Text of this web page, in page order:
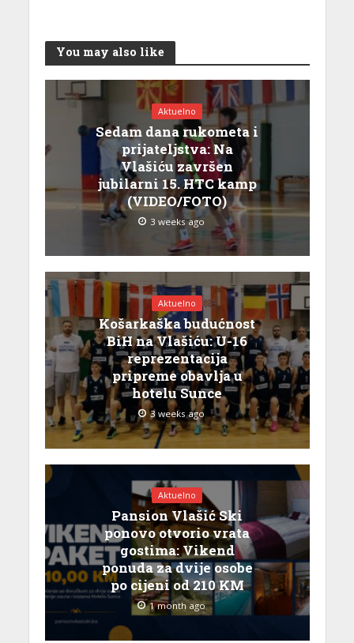
You may also like
Aktuelno
Sedam dana rukometa i
prijateljstva: Na
Vlašiću završen
jubilarni 15. HTC kamp
(VIDEO/FOTO)
3 weeks ago
Aktuelno
Košarkaška budućnost
BiH na Vlašiću: U-16
reprezentacija
pripreme obavlja u
hotelu Sunce
3 weeks ago
Aktuelno
Pansion Vlašić Ski
ponovo otvorio vrata
gostima: Vikend
ponuda za dvije osobe
po cijeni od 210 KM
1 month ago